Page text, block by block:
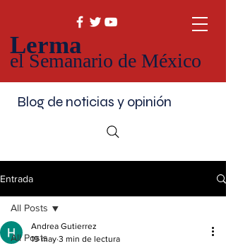
Lerma
el Semanario de México
Blog de noticias y opinión
Entrada
All Posts
All Posts
Andrea Gutierrez
19 may 3 min de lectura